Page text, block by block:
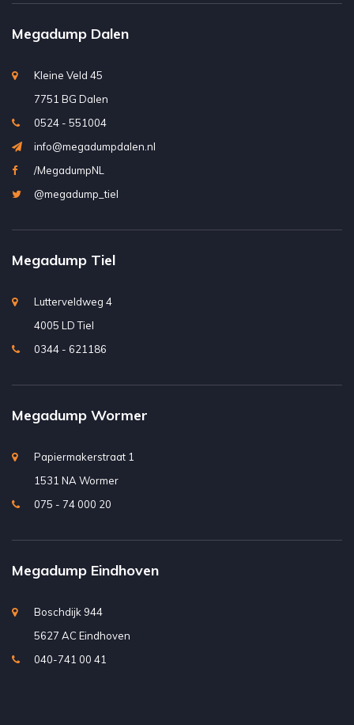
Megadump Dalen
Kleine Veld 45
7751 BG Dalen
0524 - 551004
info@megadumpdalen.nl
/MegadumpNL
@megadump_tiel
Megadump Tiel
Lutterveldweg 4
4005 LD Tiel
0344 - 621186
Megadump Wormer
Papiermakerstraat 1
1531 NA Wormer
075 - 74 000 20
Megadump Eindhoven
Boschdijk 944
5627 AC Eindhoven
040-741 00 41